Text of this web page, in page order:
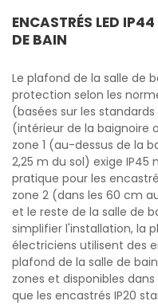
ENCASTRÉS LED
DE BAIN
Le plafond de la salle de
protection selon les
(basées sur les
(intérieur de la baignoire
zone 1 (au-dessus de la
2,25 m du sol) exige
pratique pour les
zone 2 (dans les 60 cm
et le reste de la salle de
simplifier l'installation, la
électriciens utilisent des
plafond de la salle de
zones et disponibles
que les encastrés IP20